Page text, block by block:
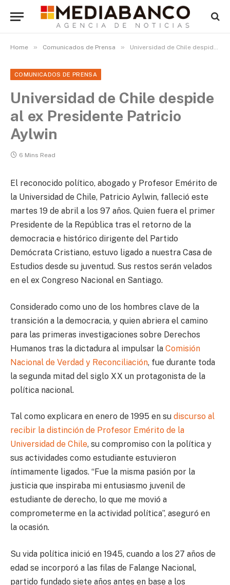
Home » Comunicados de Prensa » Universidad de Chile despide al ex Presidente Patricio Aylwin
COMUNICADOS DE PRENSA
Universidad de Chile despide
al ex Presidente Patricio
Aylwin
6 Mins Read
El reconocido político, abogado y Profesor Emérito de
la Universidad de Chile, Patricio Aylwin, falleció este
martes 19 de abril a los 97 años. Quien fuera el primer
Presidente de la República tras el retorno de la
democracia e histórico dirigente del Partido
Demócrata Cristiano, estuvo ligado a nuestra Casa de
Estudios desde su juventud. Sus restos serán velados
en el ex Congreso Nacional en Santiago.
Considerado como uno de los hombres clave de la
transición a la democracia, y quien abriera el camino
para las primeras investigaciones sobre Derechos
Humanos tras la dictadura al impulsar la Comisión
Nacional de Verdad y Reconciliación, fue durante toda
la segunda mitad del siglo XX un protagonista de la
política nacional.
Tal como explicara en enero de 1995 en su discurso al
recibir la distinción de Profesor Emérito de la
Universidad de Chile, su compromiso con la política y
sus actividades como estudiante estuvieron
íntimamente ligados. “Fue la misma pasión por la
justicia que inspiraba mi entusiasmo juvenil de
estudiante de derecho, lo que me movió a
comprometerme en la actividad política”, aseguró en
la ocasión.
Su vida política inició en 1945, cuando a los 27 años de
edad se incorporó a las filas de Falange Nacional,
partido fundado siete años antes en base a los